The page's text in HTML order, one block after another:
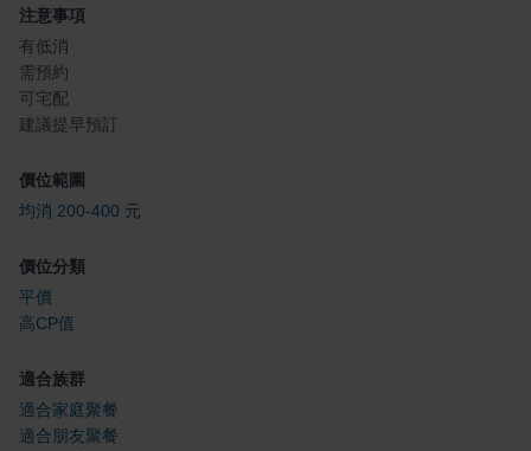
注意事項
有低消
需預約
可宅配
建議提早預訂
價位範圍
均消 200-400 元
價位分類
平價
高CP值
適合族群
適合家庭聚餐
適合朋友聚餐